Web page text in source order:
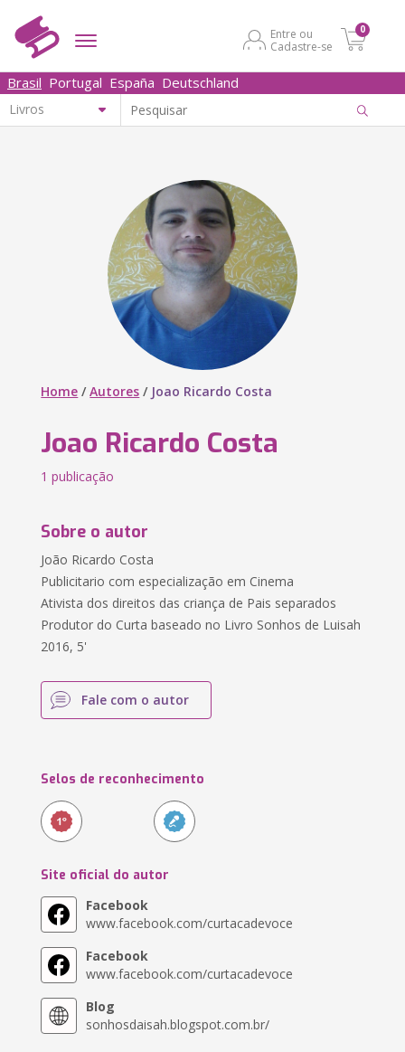
Entre ou
Cadastre-se
0
Brasil Portugal España Deutschland
Home /Autores / Joao Ricardo Costa
Joao Ricardo Costa
1 publicação
Sobre o autor
João Ricardo Costa
Publicitario com especialização em Cinema
Ativista dos direitos das criança de Pais separados
Produtor do Curta baseado no Livro Sonhos de Luisah
2016, 5'
Fale com o autor
Selos de reconhecimento
Site oficial do autor
Facebook
www.facebook.com/curtacadevoce
Facebook
www.facebook.com/curtacadevoce
Blog
sonhosdaisah.blogspot.com.br/